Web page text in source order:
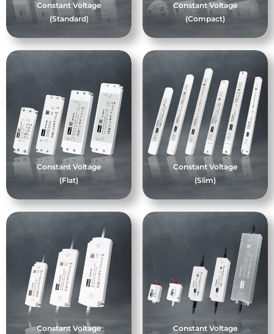
Constant Voltage
(Standard)
Constant Voltage
(Compact)
Constant Voltage
(Flat)
Constant Voltage
(Slim)
Constant Voltage
Constant Voltage